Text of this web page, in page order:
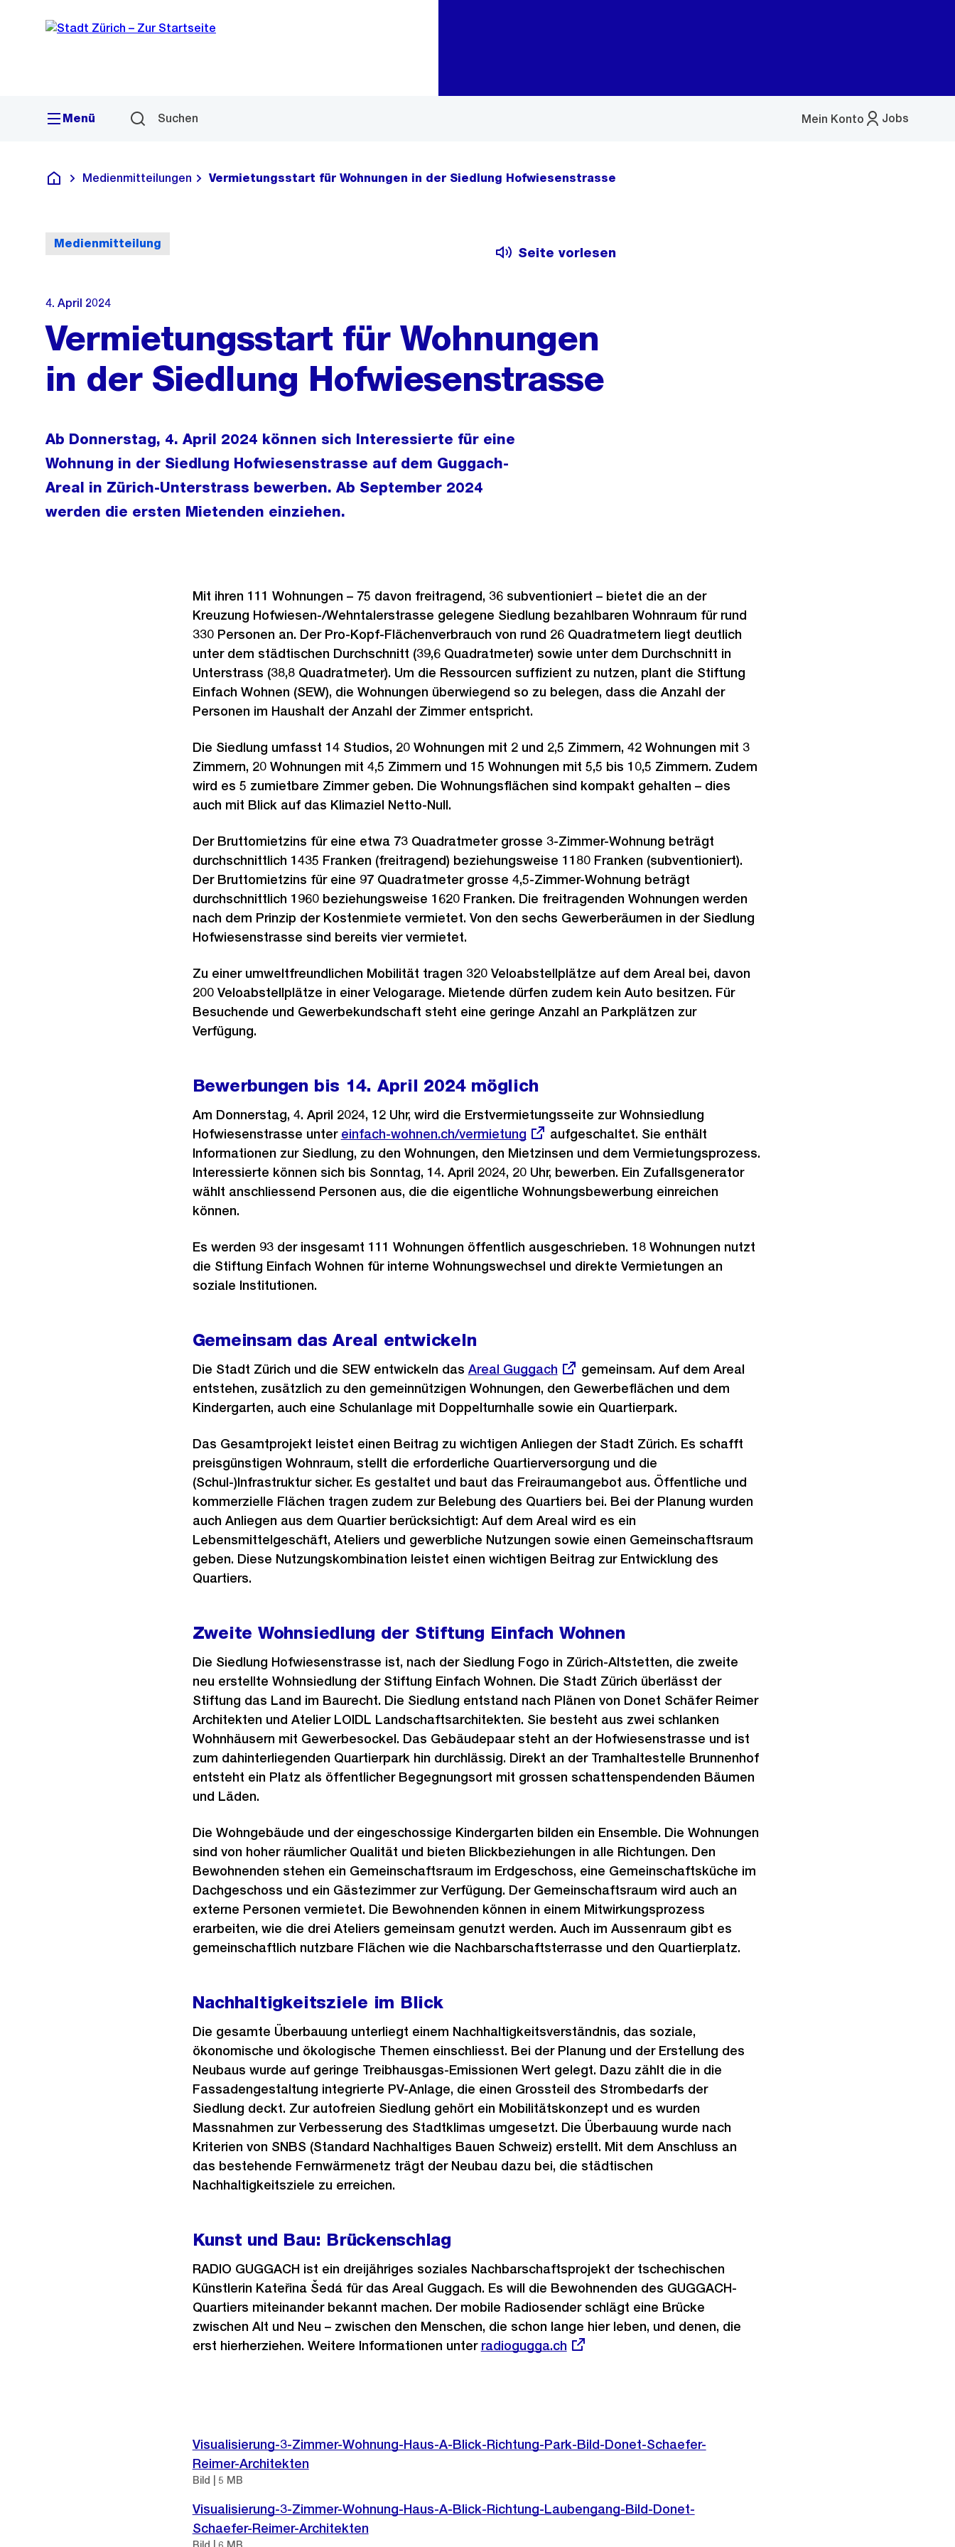
Navigation
Sprunglink
Menü Suchen Jobs
Mein Konto
Menü
Deutsch
Medienmitteilungen Vermietungsstart für Wohnungen in der Siedlung Hofwiesenstrasse
Medienmitteilung
Seite vorlesen
4. April 2024
Vermietungsstart für Wohnungen
in der Siedlung Hofwiesenstrasse
Ab Donnerstag, 4. April 2024 können sich Interessierte für eine
Wohnung in der Siedlung Hofwiesenstrasse auf dem Guggach-
Areal in Zürich-Unterstrass bewerben. Ab September 2024
werden die ersten Mietenden einziehen.
Mit ihren 111 Wohnungen – 75 davon freitragend, 36 subventioniert – bietet die an der
Kreuzung Hofwiesen-/Wehntalerstrasse gelegene Siedlung bezahlbaren Wohnraum für rund
330 Personen an. Der Pro-Kopf-Flächenverbrauch von rund 26 Quadratmetern liegt deutlich
unter dem städtischen Durchschnitt (39,6 Quadratmeter) sowie unter dem Durchschnitt in
Unterstrass (38,8 Quadratmeter). Um die Ressourcen suffizient zu nutzen, plant die Stiftung
Einfach Wohnen (SEW), die Wohnungen überwiegend so zu belegen, dass die Anzahl der
Personen im Haushalt der Anzahl der Zimmer entspricht.
Die Siedlung umfasst 14 Studios, 20 Wohnungen mit 2 und 2,5 Zimmern, 42 Wohnungen mit 3
Zimmern, 20 Wohnungen mit 4,5 Zimmern und 15 Wohnungen mit 5,5 bis 10,5 Zimmern. Zudem
wird es 5 zumietbare Zimmer geben. Die Wohnungsflächen sind kompakt gehalten – dies
auch mit Blick auf das Klimaziel Netto-Null.
Der Bruttomietzins für eine etwa 73 Quadratmeter grosse 3-Zimmer-Wohnung beträgt
durchschnittlich 1435 Franken (freitragend) beziehungsweise 1180 Franken (subventioniert).
Der Bruttomietzins für eine 97 Quadratmeter grosse 4,5-Zimmer-Wohnung beträgt
durchschnittlich 1960 beziehungsweise 1620 Franken. Die freitragenden Wohnungen werden
nach dem Prinzip der Kostenmiete vermietet. Von den sechs Gewerberäumen in der Siedlung
Hofwiesenstrasse sind bereits vier vermietet.
Zu einer umweltfreundlichen Mobilität tragen 320 Veloabstellplätze auf dem Areal bei, davon
200 Veloabstellplätze in einer Velogarage. Mietende dürfen zudem kein Auto besitzen. Für
Besuchende und Gewerbekundschaft steht eine geringe Anzahl an Parkplätzen zur
Verfügung.
Bewerbungen bis 14. April 2024 möglich
Am Donnerstag, 4. April 2024, 12 Uhr, wird die Erstvermietungsseite zur Wohnsiedlung
Hofwiesenstrasse unter Externer
Link:
einfach-wohnen.ch/vermietung
aufgeschaltet. Sie enthält
Informationen zur Siedlung, zu den Wohnungen, den Mietzinsen und dem Vermietungsprozess.
Interessierte können sich bis Sonntag, 14. April 2024, 20 Uhr, bewerben. Ein Zufallsgenerator
wählt anschliessend Personen aus, die die eigentliche Wohnungsbewerbung einreichen
können.
Es werden 93 der insgesamt 111 Wohnungen öffentlich ausgeschrieben. 18 Wohnungen nutzt
die Stiftung Einfach Wohnen für interne Wohnungswechsel und direkte Vermietungen an
soziale Institutionen.
Gemeinsam das Areal entwickeln
Die Stadt Zürich und die SEW entwickeln das Externer
Link:
Areal Guggach
gemeinsam. Auf dem Areal
entstehen, zusätzlich zu den gemeinnützigen Wohnungen, den Gewerbeflächen und dem
Kindergarten, auch eine Schulanlage mit Doppelturnhalle sowie ein Quartierpark.
Das Gesamtprojekt leistet einen Beitrag zu wichtigen Anliegen der Stadt Zürich. Es schafft
preisgünstigen Wohnraum, stellt die erforderliche Quartierversorgung und die
(Schul-)Infrastruktur sicher. Es gestaltet und baut das Freiraumangebot aus. Öffentliche und
kommerzielle Flächen tragen zudem zur Belebung des Quartiers bei. Bei der Planung wurden
auch Anliegen aus dem Quartier berücksichtigt: Auf dem Areal wird es ein
Lebensmittelgeschäft, Ateliers und gewerbliche Nutzungen sowie einen Gemeinschaftsraum
geben. Diese Nutzungskombination leistet einen wichtigen Beitrag zur Entwicklung des
Quartiers.
Zweite Wohnsiedlung der Stiftung Einfach Wohnen
Die Siedlung Hofwiesenstrasse ist, nach der Siedlung Fogo in Zürich-Altstetten, die zweite
neu erstellte Wohnsiedlung der Stiftung Einfach Wohnen. Die Stadt Zürich überlässt der
Stiftung das Land im Baurecht. Die Siedlung entstand nach Plänen von Donet Schäfer Reimer
Architekten und Atelier LOIDL Landschaftsarchitekten. Sie besteht aus zwei schlanken
Wohnhäusern mit Gewerbesockel. Das Gebäudepaar steht an der Hofwiesenstrasse und ist
zum dahinterliegenden Quartierpark hin durchlässig. Direkt an der Tramhaltestelle Brunnenhof
entsteht ein Platz als öffentlicher Begegnungsort mit grossen schattenspendenden Bäumen
und Läden.
Die Wohngebäude und der eingeschossige Kindergarten bilden ein Ensemble. Die Wohnungen
sind von hoher räumlicher Qualität und bieten Blickbeziehungen in alle Richtungen. Den
Bewohnenden stehen ein Gemeinschaftsraum im Erdgeschoss, eine Gemeinschaftsküche im
Dachgeschoss und ein Gästezimmer zur Verfügung. Der Gemeinschaftsraum wird auch an
externe Personen vermietet. Die Bewohnenden können in einem Mitwirkungsprozess
erarbeiten, wie die drei Ateliers gemeinsam genutzt werden. Auch im Aussenraum gibt es
gemeinschaftlich nutzbare Flächen wie die Nachbarschaftsterrasse und den Quartierplatz.
Nachhaltigkeitsziele im Blick
Die gesamte Überbauung unterliegt einem Nachhaltigkeitsverständnis, das soziale,
ökonomische und ökologische Themen einschliesst. Bei der Planung und der Erstellung des
Neubaus wurde auf geringe Treibhausgas-Emissionen Wert gelegt. Dazu zählt die in die
Fassadengestaltung integrierte PV-Anlage, die einen Grossteil des Strombedarfs der
Siedlung deckt. Zur autofreien Siedlung gehört ein Mobilitätskonzept und es wurden
Massnahmen zur Verbesserung des Stadtklimas umgesetzt. Die Überbauung wurde nach
Kriterien von SNBS (Standard Nachhaltiges Bauen Schweiz) erstellt. Mit dem Anschluss an
das bestehende Fernwärmenetz trägt der Neubau dazu bei, die städtischen
Nachhaltigkeitsziele zu erreichen.
Kunst und Bau: Brückenschlag
RADIO GUGGACH ist ein dreijähriges soziales Nachbarschaftsprojekt der tschechischen
Künstlerin Kateřina Šedá für das Areal Guggach. Es will die Bewohnenden des GUGGACH-
Quartiers miteinander bekannt machen. Der mobile Radiosender schlägt eine Brücke
zwischen Alt und Neu – zwischen den Menschen, die schon lange hier leben, und denen, die
erst hierherziehen. Weitere Informationen unter Externer
radiogugga.ch
Visualisierung-3-Zimmer-Wohnung-Haus-A-Blick-Richtung-Park-Bild-Donet-Schaefer-
Reimer-Architekten
Bild | 5 MB
Visualisierung-3-Zimmer-Wohnung-Haus-A-Blick-Richtung-Laubengang-Bild-Donet-
Schaefer-Reimer-Architekten